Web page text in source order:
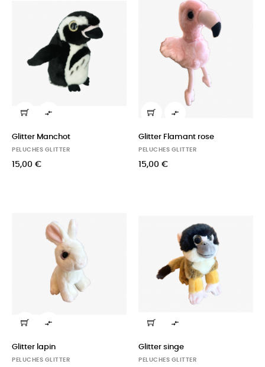

Glitter Manchot
PELUCHES GLITTER
15,00 €

Glitter Flamant rose
PELUCHES GLITTER
15,00 €

Glitter lapin
PELUCHES GLITTER

Glitter singe
PELUCHES GLITTER